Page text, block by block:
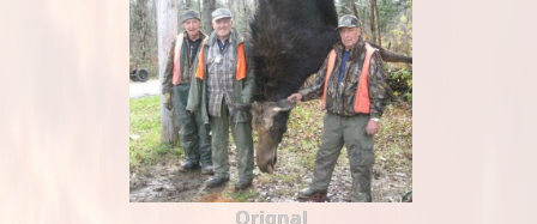
Orignal